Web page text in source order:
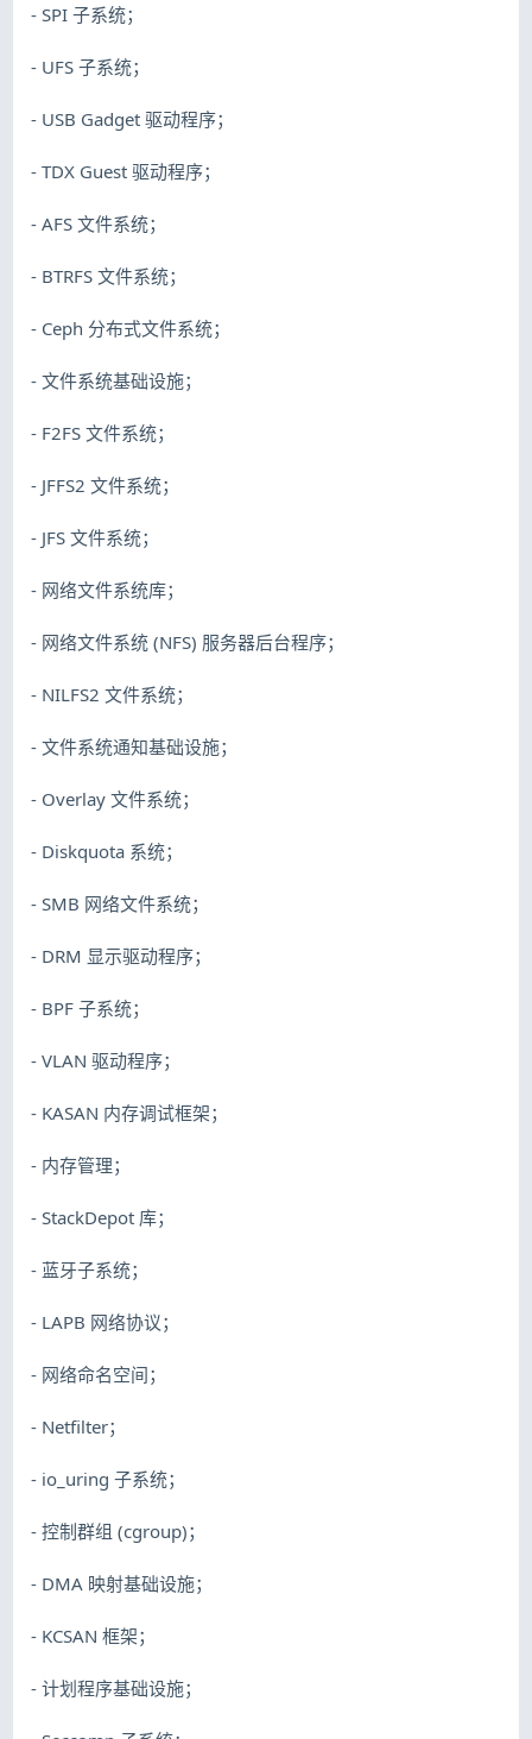
- SPI 子系统；
- UFS 子系统；
- USB Gadget 驱动程序；
- TDX Guest 驱动程序；
- AFS 文件系统；
- BTRFS 文件系统；
- Ceph 分布式文件系统；
- 文件系统基础设施；
- F2FS 文件系统；
- JFFS2 文件系统；
- JFS 文件系统；
- 网络文件系统库；
- 网络文件系统 (NFS) 服务器后台程序；
- NILFS2 文件系统；
- 文件系统通知基础设施；
- Overlay 文件系统；
- Diskquota 系统；
- SMB 网络文件系统；
- DRM 显示驱动程序；
- BPF 子系统；
- VLAN 驱动程序；
- KASAN 内存调试框架；
- 内存管理；
- StackDepot 库；
- 蓝牙子系统；
- LAPB 网络协议；
- 网络命名空间；
- Netfilter；
- io_uring 子系统；
- 控制群组 (cgroup)；
- DMA 映射基础设施；
- KCSAN 框架；
- 计划程序基础设施；